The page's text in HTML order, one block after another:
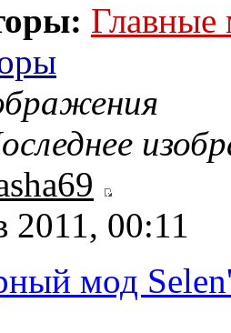
Главные
2011, 00:11
мод